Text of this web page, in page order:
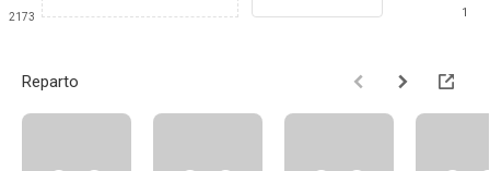
2173
1
Reparto